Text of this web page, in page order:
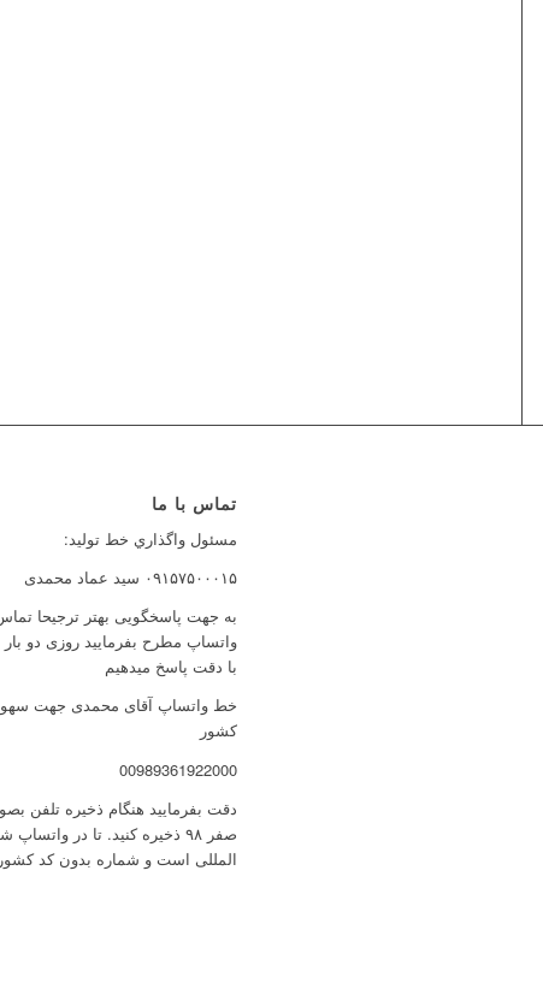
تماس با ما
مسئول واگذاري خط توليد:
۰۹۱۵۷۵۰۰۰۱۵ سید عماد محمدی
به جهت پاسخگویی بهتر ترجیحا
واتساپ مطرح بفرمایید روزی دو
با دقت پاسخ میدهیم
خط واتساپ آقای محمدی جهت
کشور
00989361922000
صفر ۹۸ ذخیره کنید. تا در
المللی است و شماره بدون کد